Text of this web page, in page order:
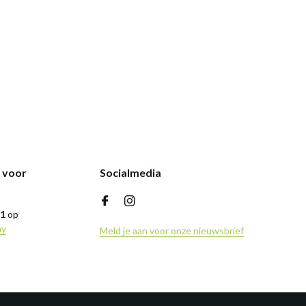
voor
op
Socialmedia
Meld je aan voor onze nieuwsbrief